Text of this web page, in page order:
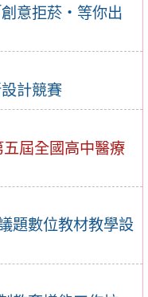
意拒菸‧等你出
計競賽
屆全國高中醫療
題數位教材教學設